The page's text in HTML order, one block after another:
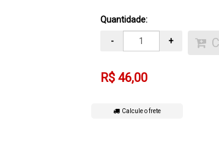
Quantidade:
- +
R$ 46,00
Calcule o frete